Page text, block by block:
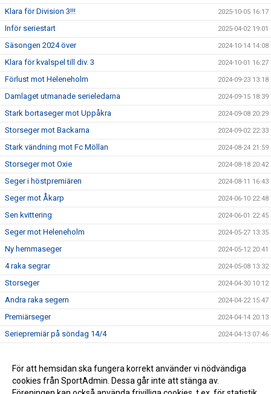
Klara för Division 3!!! 2025-10-05 16:17
Inför seriestart 2025-04-02 19:01
Säsongen 2024 över 2024-10-14 14:08
Klara för kvalspel till div. 3 2024-10-01 16:27
Förlust mot Heleneholm 2024-09-23 13:18
Damlaget utmanade serieledarna 2024-09-15 18:39
Stark bortaseger mot Uppåkra 2024-09-08 20:29
Storseger mot Backarna 2024-09-02 22:33
Stark vändning mot Fc Möllan 2024-08-24 21:59
Storseger mot Oxie 2024-08-18 20:42
Seger i höstpremiären 2024-08-11 16:43
Seger mot Åkarp 2024-06-10 22:48
Sen kvittering 2024-06-01 22:45
Seger mot Heleneholm 2024-05-27 13:35
Ny hemmaseger 2024-05-12 20:41
4 raka segrar 2024-05-08 13:32
Storseger 2024-04-30 10:12
Andra raka segern 2024-04-22 15:47
Premiärseger 2024-04-14 20:13
Seriepremiär på söndag 14/4 2024-04-13 07:46
Seger i nypremiären 2024-02-26 17:00
Träningsstart 16/1 2024-01-13 12:04
För att hemsidan ska fungera korrekt använder vi nödvändiga
cookies från SportAdmin. Dessa går inte att stänga av.